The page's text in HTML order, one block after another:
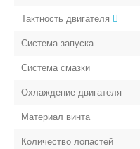
Тактность двигателя
Система запуска
Система смазки
Охлаждение двигателя
Материал винта
Количество лопастей